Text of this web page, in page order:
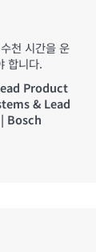
천 시간을 운
합니다.
Product
& Lead
Bosch